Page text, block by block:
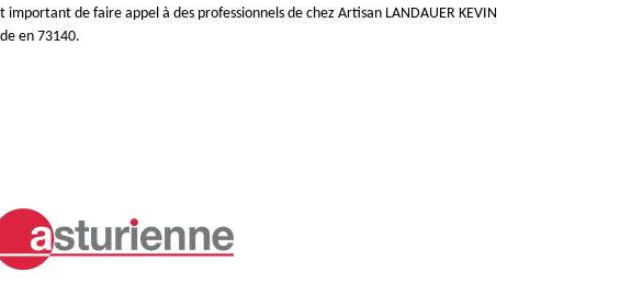
de faire appel à des professionnels de chez Artisan LANDAUER KEVIN
en 73140.